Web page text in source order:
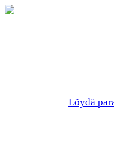
Löydä